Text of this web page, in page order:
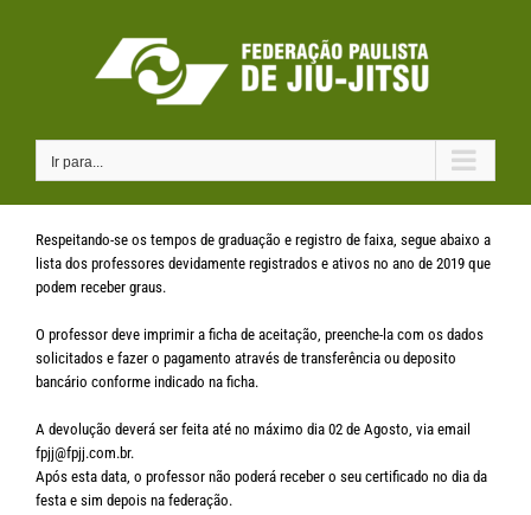
Ir para...
Respeitando-se os tempos de graduação e registro de faixa, segue abaixo a
lista dos professores devidamente registrados e ativos no ano de 2019 que
podem receber graus.
O professor deve imprimir a ficha de aceitação, preenche-la com os dados
solicitados e fazer o pagamento através de transferência ou deposito
bancário conforme indicado na ficha.
A devolução deverá ser feita até no máximo dia 02 de Agosto, via email
fpjj@fpjj.com.br.
Após esta data, o professor não poderá receber o seu certificado no dia da
festa e sim depois na federação.